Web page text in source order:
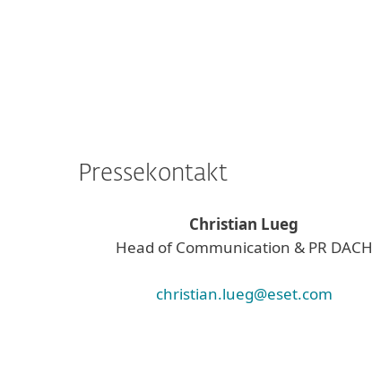
Pressekontakt
Christian Lueg
Head of Communication & PR DACH
christian.lueg@eset.com